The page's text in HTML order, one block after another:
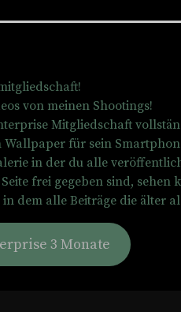
von meinen Shootings!
Mitgliedschaft
für sein
in der du alle
frei gegeben sind, sehen
dem alle Beiträge die älter
3 Monate